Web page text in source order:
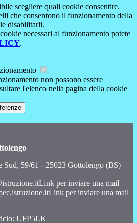
scegliere quali cookie consentire.
che consentono il funzionamento della
disabilitarli.
necessari al funzionamento potete
.
non possono essere
l'elenco nella pagina della cookie
Sud, 59/61 - 25023 Gottolengo (BS)
Link per inviare una mail
Link per inviare una mail
UFP5LK